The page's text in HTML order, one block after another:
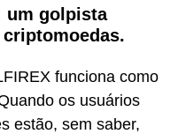
um golpista
funciona como
os usuários
estão, sem saber,